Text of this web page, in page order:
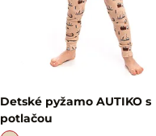
Detské pyžamo AUTIKO s
potlačou